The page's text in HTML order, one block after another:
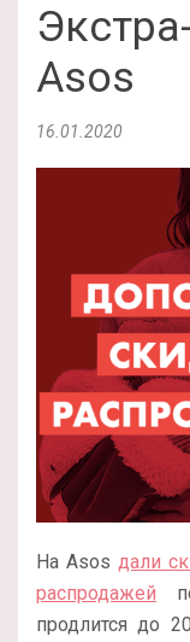
Asos
16.01.2020
На Asos дали
распродажей
продлится до